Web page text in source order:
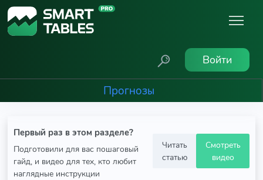
Войти
Прогнозы
Первый раз в этом разделе?
Подготовили для вас пошаговый
гайд, и видео для тех, кто любит
наглядные инструкции
Читать
статью
Смотреть
видео